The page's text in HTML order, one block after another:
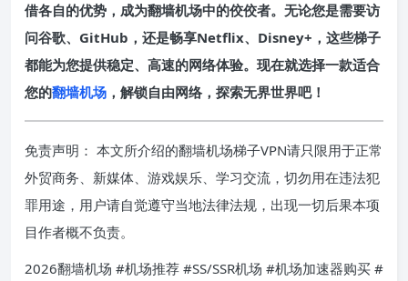
借各自的优势，成为翻墙机场中的佼佼者。无论您是需要访
问谷歌、GitHub，还是畅享Netflix、Disney+，这些梯子
都能为您提供稳定、高速的网络体验。现在就选择一款适合
您的翻墙机场 ，解锁自由网络，探索无界世界吧！
免责声明： 本文所介绍的翻墙机场梯子VPN请只限用于正常
外贸商务、新媒体、游戏娱乐、学习交流，切勿用在违法犯
罪用途，用户请自觉遵守当地法律法规，出现一切后果本项
目作者概不负责。
2026翻墙机场 #机场推荐 #SS/SSR机场 #机场加速器购买 #